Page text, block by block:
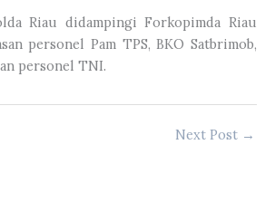
Riau didampingi Forkopimda Riau
personel Pam TPS, BKO Satbrimob,
personel TNI.
Next Post →